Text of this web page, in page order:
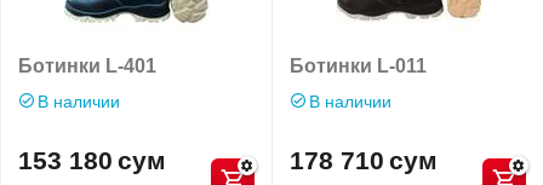
Ботинки L-401
В наличии
153 180 сум
Ботинки L-011
В наличии
178 710 сум